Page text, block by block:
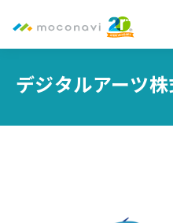
デジタルアーツ